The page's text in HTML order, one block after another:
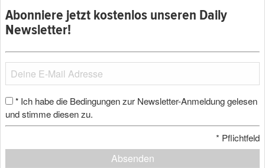
Abonniere jetzt kostenlos unseren Daily
Newsletter!
* Ich habe die Bedingungen zur Newsletter-Anmeldung gelesen
und stimme diesen zu.
* Pflichtfeld
Absenden